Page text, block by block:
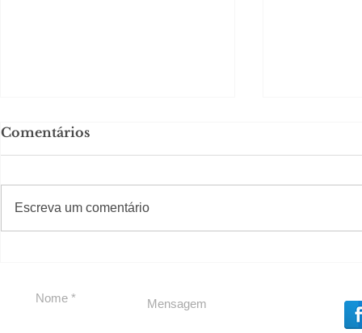
LIV CONECTA
Comentários
Escreva um comentário
#Sugestões